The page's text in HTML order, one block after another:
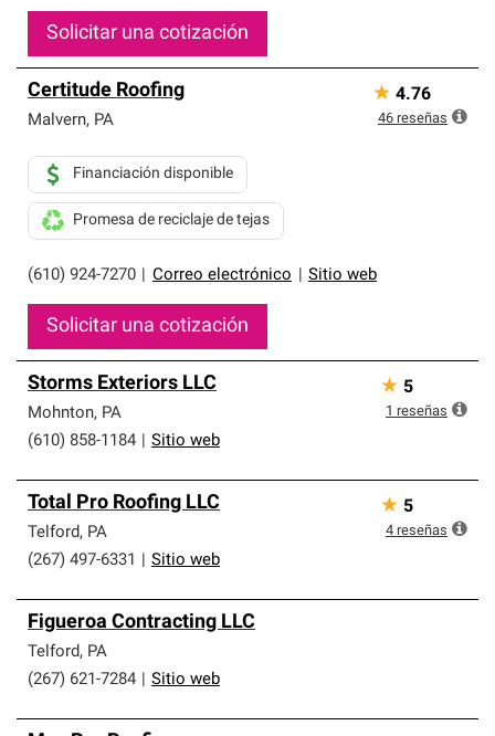
Solicitar una cotización
Certitude Roofing
Malvern, PA
(610) 924-7270 Correo electrónico Sitio web
Financiación disponible
Promesa de reciclaje de tejas
Solicitar una cotización
★ 4.76
46 reseñas
Storms Exteriors LLC
Mohnton, PA
(610) 858-1184
Sitio web
★ 5
1 reseñas
Total Pro Roofing LLC
Telford, PA
(267) 497-6331
Sitio web
★ 5
4 reseñas
Figueroa Contracting LLC
Telford, PA
(267) 621-7284
Sitio web